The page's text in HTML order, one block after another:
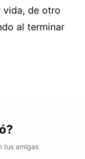
vida, de otro
al terminar
tus amigas